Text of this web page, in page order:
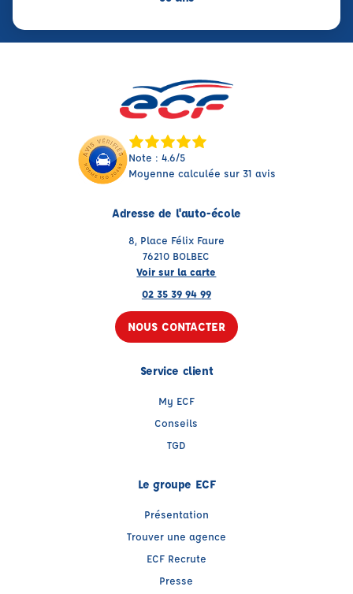
Note : 4.6/5
Moyenne calculée sur 31 avis
Adresse de l'auto-école
8, Place Félix Faure
76210 BOLBEC
Voir sur la carte
02 35 39 94 99
NOUS CONTACTER
Service client
My ECF
Conseils
TGD
Le groupe ECF
Présentation
Trouver une agence
ECF Recrute
Presse